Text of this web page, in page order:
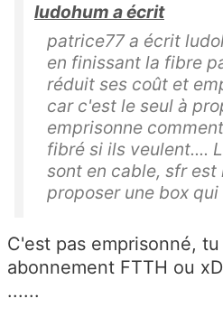
ludohum a écrit
patrice77 a écrit
en finissant la fibre
réduit ses coût et
car c'est le seul à
emprisonne
fibré si ils veulent....
sont en cable, sfr est
proposer une box
C'est pas emprisonné,
abonnement FTTH ou
......